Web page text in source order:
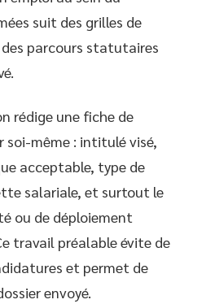
suit des grilles de
parcours statutaires
rédige une fiche de
soi-même : intitulé visé,
acceptable, type de
salariale, et surtout le
ou de déploiement
travail préalable évite de
et permet de
envoyé.